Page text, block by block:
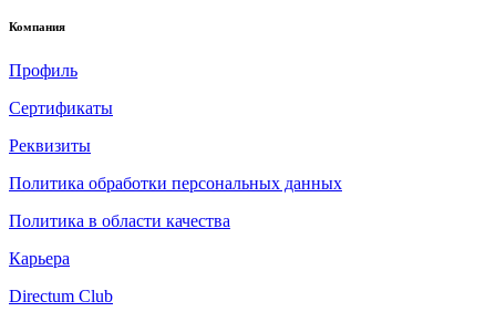
Компания
Профиль
Сертификаты
Реквизиты
Политика обработки персональных данных
Политика в области качества
Карьера
Directum Club